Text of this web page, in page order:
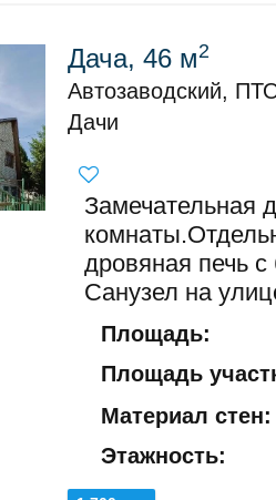
Дача, 46 м2
Автозаводский,
Дачи
Замечательная
дровяная печь
Санузел на
Площадь:
Площадь
Материал стен:
Этажность: